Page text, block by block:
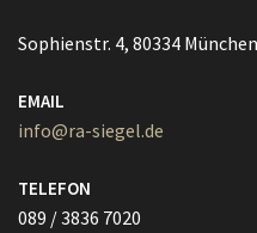
Sophienstr. 4, 80334 München
EMAIL
info@ra-siegel.de
TELEFON
089 / 3836 7020